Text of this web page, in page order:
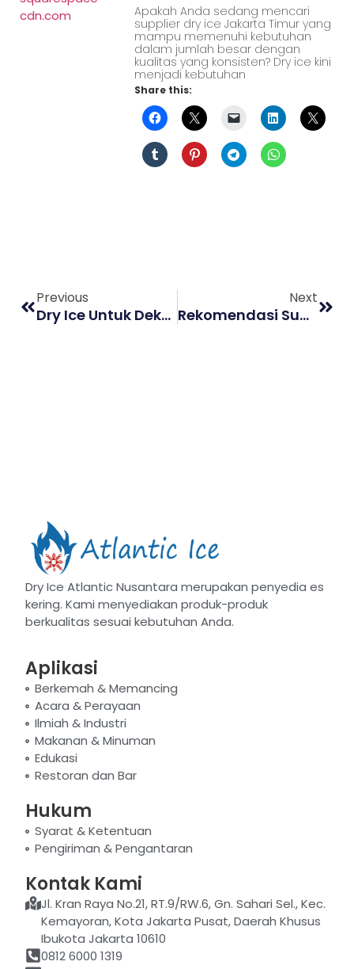
Apakah Anda sedang mencari
supplier dry ice Jakarta Timur yang
mampu memenuhi kebutuhan
dalam jumlah besar dengan
kualitas yang konsisten? Dry ice kini
menjadi kebutuhan
Share this:
Previous
Dry Ice Untuk Dekorasi Event, Bagaimana Menggunakannya?
Next
Rekomendasi Supplier Dry Ice Jakarta, Stok Lengkap Siap Antar
Dry Ice Atlantic Nusantara merupakan penyedia es
kering. Kami menyediakan produk-produk
berkualitas sesuai kebutuhan Anda.
Aplikasi
Berkemah & Memancing
Acara & Perayaan
Ilmiah & Industri
Makanan & Minuman
Edukasi
Restoran dan Bar
Hukum
Syarat & Ketentuan
Pengiriman & Pengantaran
Kontak Kami
Jl. Kran Raya No.21, RT.9/RW.6, Gn. Sahari Sel., Kec.
Kemayoran, Kota Jakarta Pusat, Daerah Khusus
Ibukota Jakarta 10610
0812 6000 1319